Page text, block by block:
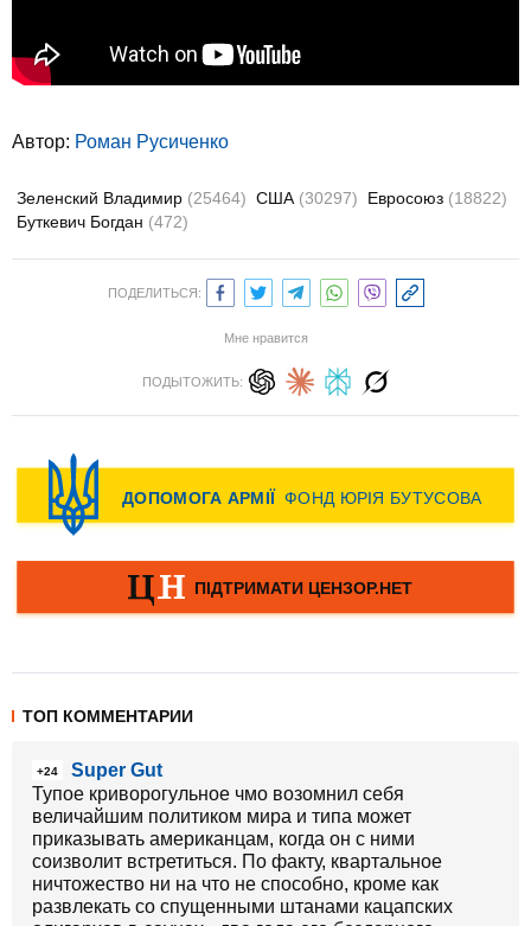
Автор: Роман Русиченко
Зеленский Владимир (25464) США (30297) Евросоюз (18822)
Буткевич Богдан (472)
ПОДЕЛИТЬСЯ:
Мне нравится
ПОДЫТОЖИТЬ:
ТОП КОММЕНТАРИИ
+24
Super Gut
Тупое криворогульное чмо возомнил себя
величайшим политиком мира и типа может
приказывать американцам, когда он с ними
соизволит встретиться. По факту, квартальное
ничтожество ни на что не способно, кроме как
развлекать со спущенными штанами кацапских